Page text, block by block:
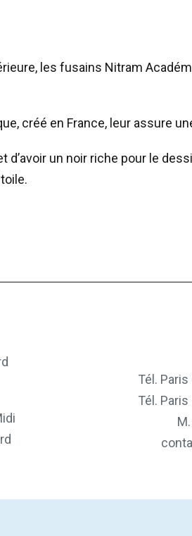
les fusains Nitram
créé en France, leur assure
d’avoir un noir riche pour le
Tél.
Tél.